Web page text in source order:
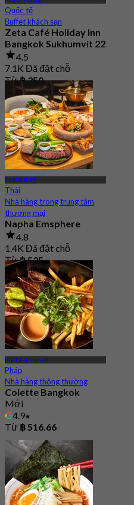
Quốc tế
Buffet khách sạn
Zeta Café Holiday Inn
Bangkok Sukhumvit 22
4.5
7.1K Đã đặt chỗ
Từ฿ 350
EMSPHERE
Thái
Nhà hàng trong trung tâm
thương mại
Napha Emsphere
4.8
1.4K Đã đặt chỗ
Từ฿ 525
MRT Sukhumvit
Pháp
Nhà hàng thông thường
Colette Bangkok
Mới
4.9
Từ ฿ 516.66